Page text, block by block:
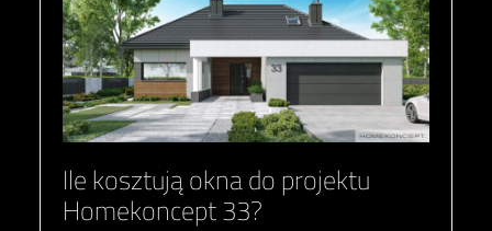
Ile kosztują okna do projektu
Homekoncept 33?